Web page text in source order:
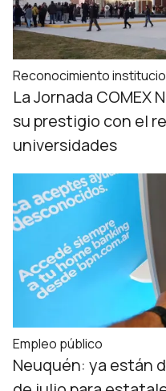
Reconocimiento
La Jornada COMEX
su prestigio con el
universidades
Empleo público
Neuquén: ya están